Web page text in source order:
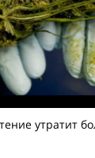
утратит